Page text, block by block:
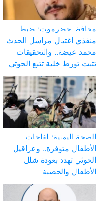
محافظ حضرموت: ضبط
منفذي اغتيال مراسل الحدث
محمد عيضة.. والتحقيقات
تثبت تورط خلية تتبع الحوثي
الصحة اليمنية: لقاحات
الأطفال متوفرة.. وعراقيل
الحوثي تهدد بعودة شلل
الأطفال والحصبة